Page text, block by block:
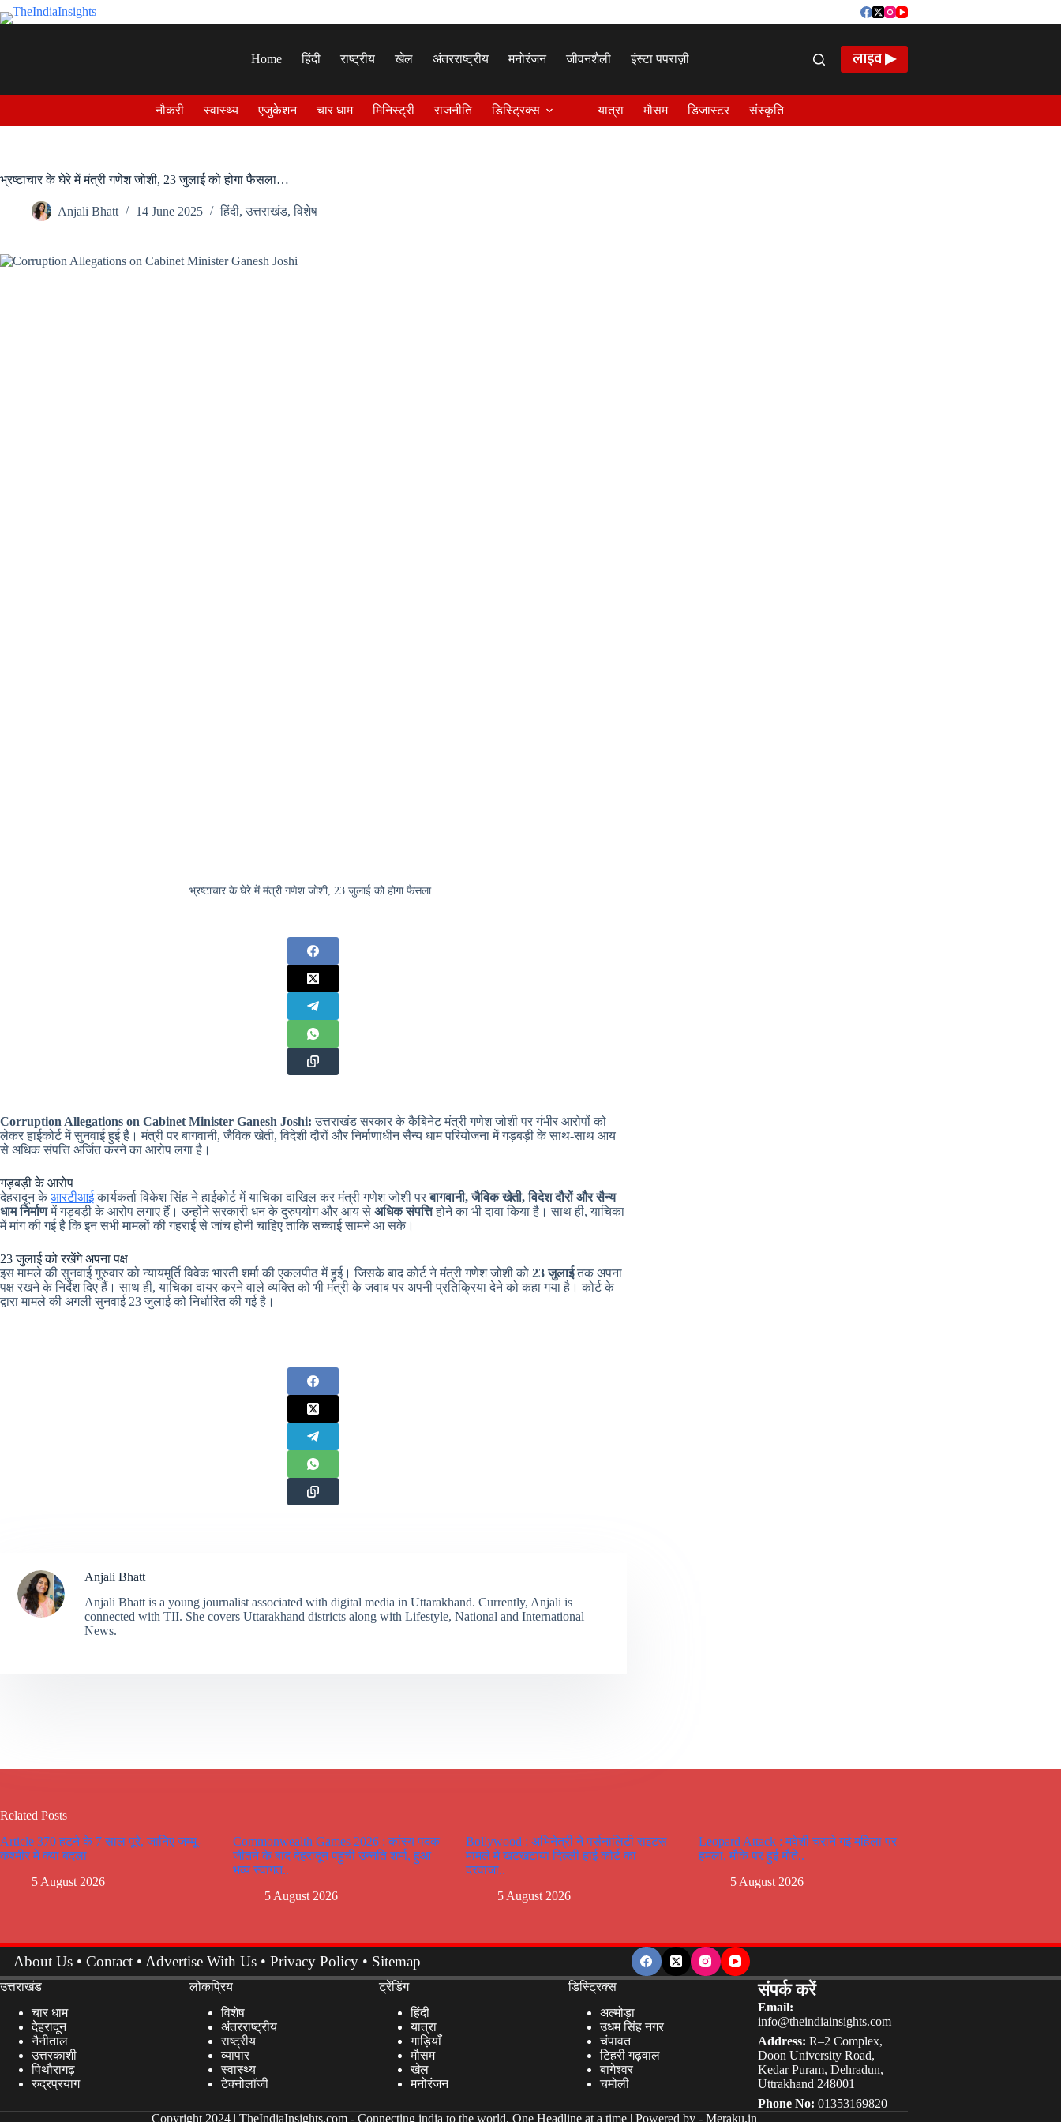
Skip
to
Home
हिंदी राष्ट्रीय खेल अंतरराष्ट्रीय मनोरंजन जीवनशैली इंस्टा पपराज़ी लाइव ▶
नौकरी स्वास्थ्य एजुकेशन चार धाम मिनिस्ट्री राजनीति डिस्ट्रिक्स यात्रा मौसम डिजास्टर संस्कृति
भ्रष्टाचार के घेरे में मंत्री गणेश जोशी, 23 जुलाई को होगा फैसला…
Anjali Bhatt 14 June 2025 हिंदी,उत्तराखंड,विशेष
भ्रष्टाचार के घेरे में मंत्री गणेश जोशी, 23 जुलाई को होगा फैसला..
Corruption Allegations on Cabinet Minister Ganesh Joshi: उत्तराखंड सरकार के कैबिनेट मंत्री गणेश जोशी पर गंभीर आरोपों को
लेकर हाईकोर्ट में सुनवाई हुई है। मंत्री पर बागवानी, जैविक खेती, विदेशी दौरों और निर्माणाधीन सैन्य धाम परियोजना में गड़बड़ी के साथ-साथ आय
से अधिक संपत्ति अर्जित करने का आरोप लगा है।
गड़बड़ी के आरोप
देहरादून के आरटीआईकार्यकर्ता विकेश सिंह ने हाईकोर्ट में याचिका दाखिल कर मंत्री गणेश जोशी परबागवानी, जैविक खेती, विदेश दौरों और सैन्य
धाम निर्माणमें गड़बड़ी के आरोप लगाए हैं। उन्होंने सरकारी धन के दुरुपयोग और आय से अधिक संपत्तिहोने का भी दावा किया है। साथ ही, याचिका
में मांग की गई है कि इन सभी मामलों की गहराई से जांच होनी चाहिए ताकि सच्चाई सामने आ सके।
23 जुलाई को रखेंगे अपना पक्ष
इस मामले की सुनवाई गुरुवार को न्यायमूर्ति विवेक भारती शर्मा की एकलपीठ में हुई। जिसके बाद कोर्ट ने मंत्री गणेश जोशी को 23 जुलाईतक अपना
पक्ष रखने के निर्देश दिए हैं। साथ ही, याचिका दायर करने वाले व्यक्ति को भी मंत्री के जवाब पर अपनी प्रतिक्रिया देने को कहा गया है। कोर्ट के
द्वारा मामले की अगली सुनवाई 23 जुलाई को निर्धारित की गई है।
Anjali Bhatt
Anjali Bhatt is a young journalist associated with digital media in Uttarakhand. Currently, Anjali is
connected with TII. She covers Uttarakhand districts along with Lifestyle, National and International
News.
Related Posts
Article 370 हटने के 7 साल पूरे, जानिए जम्मू-
कश्मीर में क्या बदला
5 August 2026
Commonwealth Games 2026 : कांस्य पदक
जीतने के बाद देहरादून पहुंची उन्नति शर्मा, हुआ
भव्य स्वागत..
5 August 2026
Bollywood : अभिनेत्री ने पर्सनालिटी राइटस
मामले में खटखटाया दिल्ली हाई कोर्ट का
दरवाजा..
5 August 2026
Leopard Attack : मवेशी चराने गई महिला पर
हमला, मौके पर हुई मौते..
5 August 2026
About Us • Contact • Advertise With Us • Privacy Policy • Sitemap
उत्तराखंड
चार धाम
देहरादून
नैनीताल
उत्तरकाशी
पिथौरागढ़
रुद्रप्रयाग
लोकप्रिय
विशेष
अंतरराष्ट्रीय
राष्ट्रीय
व्यापार
स्वास्थ्य
टेक्नोलॉजी
ट्रेंडिंग
हिंदी
यात्रा
गाड़ियाँ
मौसम
खेल
मनोरंजन
डिस्ट्रिक्स
अल्मोड़ा
उधम सिंह नगर
चंपावत
टिहरी गढ़वाल
बागेश्वर
चमोली
संपर्क करें
Email:
info@theindiainsights.com
Address: R–2 Complex,
Doon University Road,
Kedar Puram, Dehradun,
Uttrakhand 248001
Phone No: 01353169820
Copyright 2024 | TheIndiaInsights.com- Connecting india to the world, One Headline at a time | Powered by - Meraku.in